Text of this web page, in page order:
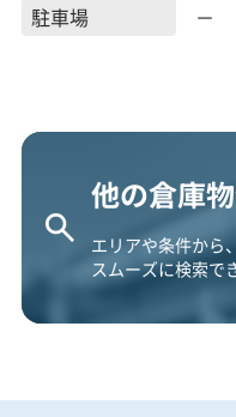
駐車場 －
他の倉庫
エリアや条件から
スムーズに検索で